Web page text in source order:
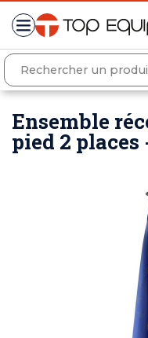
Ensemble
pied 2